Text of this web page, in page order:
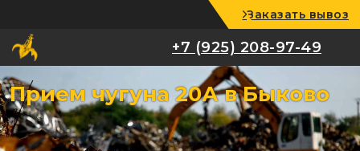
+7 (925) 208-97-49
Заказать вывоз
+7 (925) 208-97-49
Прием чугуна 20А в Быково